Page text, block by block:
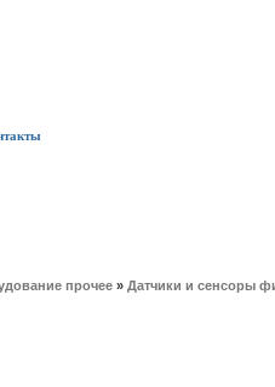
прочее » Датчики и сенсоры